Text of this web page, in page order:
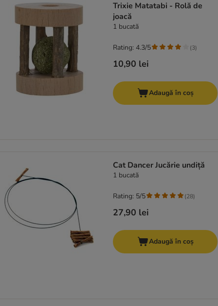
Trixie Matatabi - Rolă de
joacă
1 bucată
10,90 lei
Rating: 4.3/5 (3)
Adaugă în coș
Cat Dancer Jucărie undiță
1 bucată
27,90 lei
Rating: 5/5 (28)
Adaugă în coș